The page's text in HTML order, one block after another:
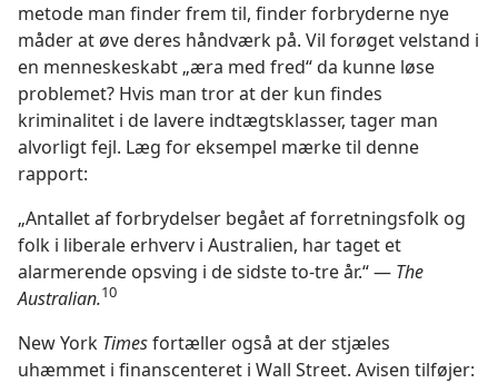
metode man finder frem til, finder forbryderne nye
måder at øve deres håndværk på. Vil forøget velstand i
en menneskeskabt „æra med fred“ da kunne løse
problemet? Hvis man tror at der kun findes
kriminalitet i de lavere indtægtsklasser, tager man
alvorligt fejl. Læg for eksempel mærke til denne
rapport:
„Antallet af forbrydelser begået af forretningsfolk og
folk i liberale erhverv i Australien, har taget et
alarmerende opsving i de sidste to-tre år.“ — The
Australian.10
New York Timesfortæller også at der stjæles
uhæmmet i finanscenteret i Wall Street. Avisen tilføjer: